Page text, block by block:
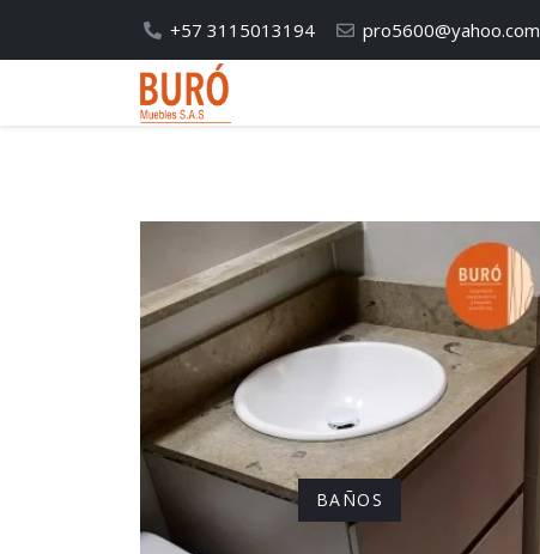
+57 3115013194 pro5600@yahoo.com
BAÑOS